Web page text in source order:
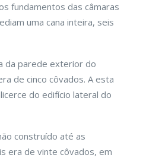
fundamentos das câmaras
uma cana inteira, seis
da parede exterior do
de cinco côvados. A esta
do edifício lateral do
construído até as
era de vinte côvados, em